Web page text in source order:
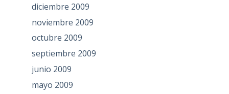
diciembre 2009
noviembre 2009
octubre 2009
septiembre 2009
junio 2009
mayo 2009